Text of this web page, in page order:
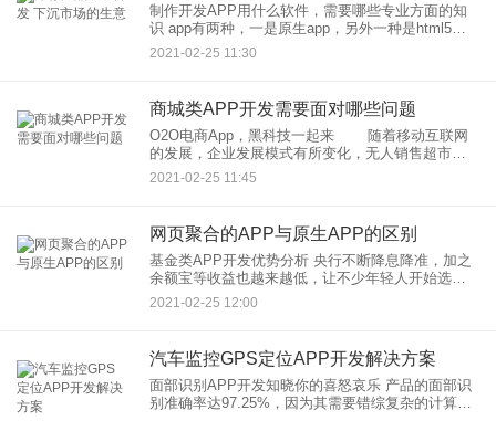
制作开发APP用什么软件，需要哪些专业方面的知
识 app有两种，一是原生app，另外一种是html5
app。原生的客户端需要用采用可平台索支持的语言
编写。and
2021-02-25 11:30
商城类APP开发需要面对哪些问题
O2O电商App，黑科技一起来 随着移动互联网
的发展，企业发展模式有所变化，无人销售超市都
已经出现了，再不改变之前的营销模式，马上就会
被社会淘汰的。O2O电商
2021-02-25 11:45
网页聚合的APP与原生APP的区别
基金类APP开发优势分析 央行不断降息降准，加之
余额宝等收益也越来越低，让不少年轻人开始选择
投资基金来赚一点零花钱。央妈一年的定期利率才
1.95%，余额宝也才3.0%左右，利率实在太
2021-02-25 12:00
汽车监控GPS定位APP开发解决方案
面部识别APP开发知晓你的喜怒哀乐 产品的面部识
别准确率达97.25%，因为其需要错综复杂的计算处